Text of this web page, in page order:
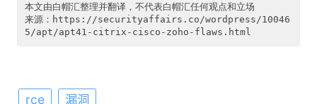
本文由白帽汇整理并翻译，不代表白帽汇任何观点和立场
来源：https://securityaffairs.co/wordpress/10046
rce 漏洞